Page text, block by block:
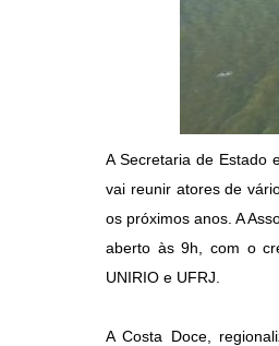
A Secretaria de Estado
vai reunir atores de
os próximos anos. A
aberto às 9h, com o
UNIRIO e UFRJ.
A Costa Doce,